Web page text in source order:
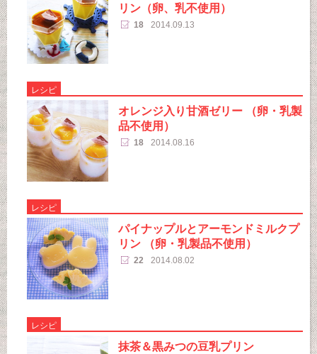
リン（卵、乳不使用）
18 2014.09.13
レシピ
オレンジ入り甘酒ゼリー （卵・乳製
品不使用）
18 2014.08.16
レシピ
パイナップルとアーモンドミルクプ
リン （卵・乳製品不使用）
22 2014.08.02
レシピ
抹茶＆黒みつの豆乳プリン